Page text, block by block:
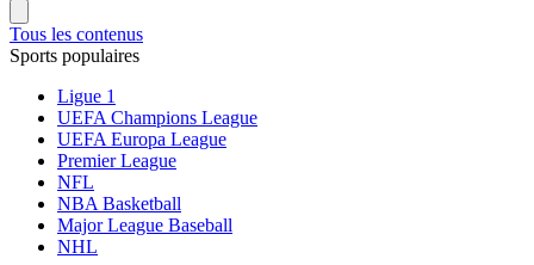
Tous les contenus
Sports populaires
Ligue 1
UEFA Champions League
UEFA Europa League
Premier League
NFL
NBA Basketball
Major League Baseball
NHL